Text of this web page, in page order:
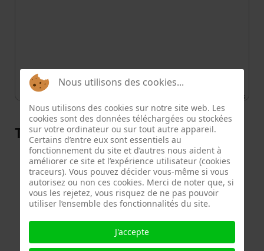
contributors
Toutes les dates
13 Juin 202614:00
9 Mai 202614:00
11 Avril 202614:00
14 Mars 202614:00
14:00
15 Novembre 202514:00
Nous utilisons des cookies...
Nous utilisons des cookies sur notre site web. Les
cookies sont des données téléchargées ou stockées
sur votre ordinateur ou sur tout autre appareil.
Certains d’entre eux sont essentiels au
fonctionnement du site et d’autres nous aident à
améliorer ce site et l’expérience utilisateur (cookies
traceurs). Vous pouvez décider vous-même si vous
autorisez ou non ces cookies. Merci de noter que, si
vous les rejetez, vous risquez de ne pas pouvoir
utiliser l’ensemble des fonctionnalités du site.
J'accepte